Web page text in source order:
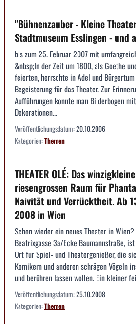
"Bühnenzauber - Kleine
Stadtmuseum Esslingen - und
bis zum 25. Februar 2007 mit
&nbsp;In der Zeit um 1800, als Goethe
feierten, herrschte in Adel und
Begeisterung für das Theater. Zur
Aufführungen konnte man Bilderbogen
Dekorationen...
Veröffentlichungsdatum:20.10.2006
Kategorien:Themen
THEATER OLÉ: Das
riesengrossen Raum für
Naivität und Verrücktheit. Ab
2008 in Wien
Schon wieder ein neues Theater in
Beatrixgasse 3a/Ecke Baumannstraße,
Ort für Spiel- und Theatergenießer, die
Komikern und anderen schrägen Vögeln
und berühren lassen wollen. Ein kleiner
Veröffentlichungsdatum:25.10.2008
Kategorien:Themen